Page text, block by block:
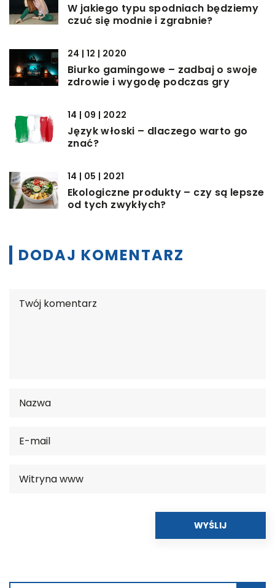
W jakiego typu spodniach będziemy
czuć się modnie i zgrabnie?
24 | 12 | 2020
Biurko gamingowe – zadbaj o swoje
zdrowie i wygodę podczas gry
14 | 09 | 2022
Język włoski – dlaczego warto go
znać?
14 | 05 | 2021
Ekologiczne produkty – czy są lepsze
od tych zwykłych?
DODAJ KOMENTARZ